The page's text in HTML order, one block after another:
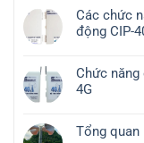
Các chức
động CIP-
Chức năng
4G
Tổng quan